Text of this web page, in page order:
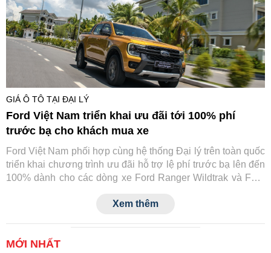
GIÁ Ô TÔ TẠI ĐẠI LÝ
Ford Việt Nam triển khai ưu đãi tới 100% phí
trước bạ cho khách mua xe
Ford Việt Nam phối hợp cùng hệ thống Đại lý trên toàn quốc
triển khai chương trình ưu đãi hỗ trợ lệ phí trước bạ lên đến
100% dành cho các dòng xe Ford Ranger Wildtrak và Ford
Xem thêm
MỚI NHẤT